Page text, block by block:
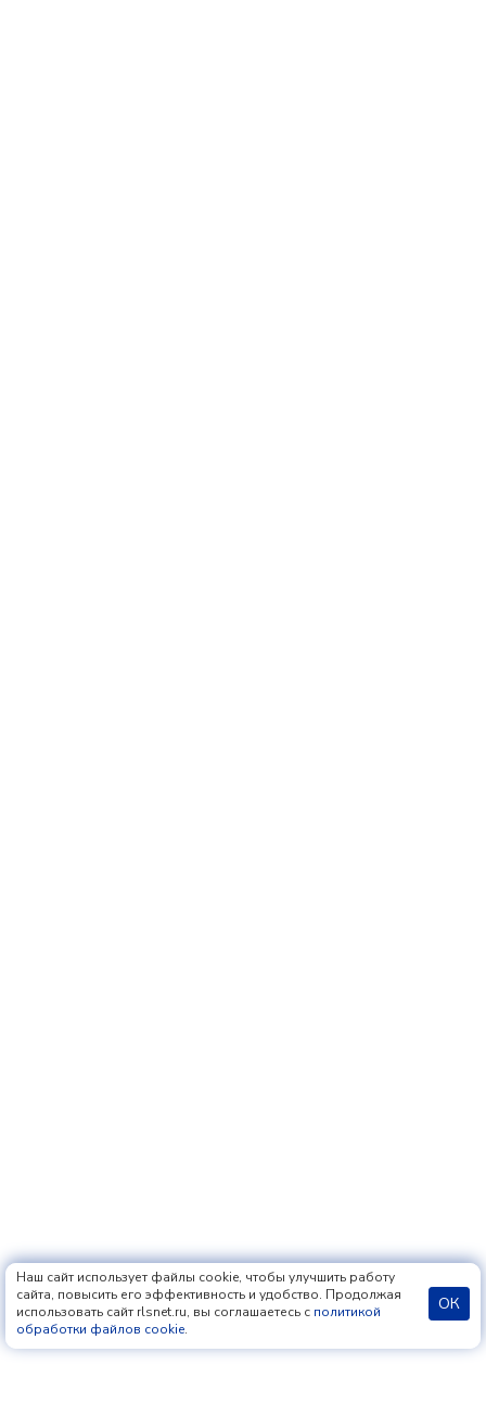
Наш сайт использует файлы cookie, чтобы улучшить работу
сайта, повысить его эффективность и удобство. Продолжая
использовать сайт rlsnet.ru, вы соглашаетесь с политикой
обработки файлов cookie.
ОК